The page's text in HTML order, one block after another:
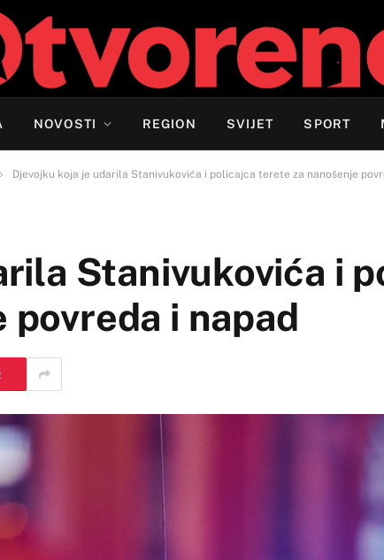
NOVOSTI REGION SVIJET SPORT
Djevojku koja je udarila Stanivukovića i policajca terete za nanošenje
Stanivukovića i
i napad